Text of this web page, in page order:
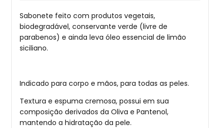
Sabonete feito com produtos vegetais,
biodegradável, conservante verde (livre de
parabenos) e ainda leva óleo essencial de limão
siciliano.
Indicado para corpo e mãos, para todas as peles.
Textura e espuma cremosa, possui em sua
composição derivados da Oliva e Pantenol,
mantendo a hidratação da pele.